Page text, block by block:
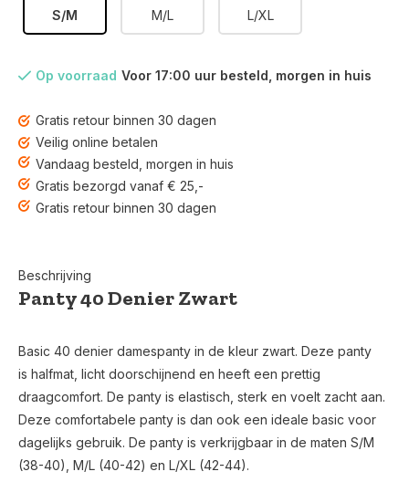
S/M M/L L/XL
Op voorraad Voor 17:00 uur besteld, morgen in huis
Gratis retour binnen 30 dagen
Veilig online betalen
Vandaag besteld, morgen in huis
Gratis bezorgd vanaf € 25,-
Gratis retour binnen 30 dagen
Beschrijving
Panty 40 Denier Zwart
Basic 40 denier damespanty in de kleur zwart. Deze panty
is halfmat, licht doorschijnend en heeft een prettig
draagcomfort. De panty is elastisch, sterk en voelt zacht aan.
Deze comfortabele panty is dan ook een ideale basic voor
dagelijks gebruik. De panty is verkrijgbaar in de maten S/M
(38-40), M/L (40-42) en L/XL (42-44).